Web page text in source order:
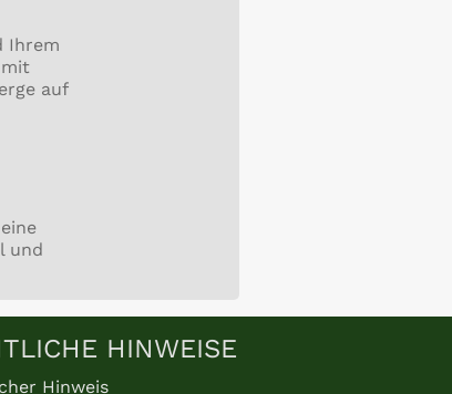
Ihrem
mit
auf
und
HINWEISE
Hinweis